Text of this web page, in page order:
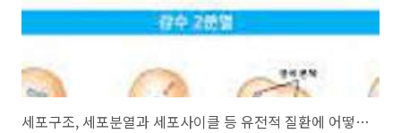
세포구조, 세포분열과 세포사이클 등 유전적 질환에 어떻게 작용할까요?